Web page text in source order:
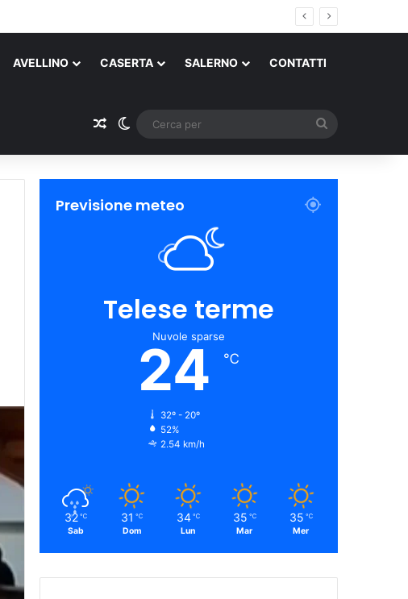
AVELLINO CASERTA SALERNO CONTATTI
Un articolo a caso
Cambia aspetto
per
Previsione meteo
Telese terme
Nuvole sparse
24 ℃
32º - 20º
52%
2.54 km/h
32 ℃
Sab
31 ℃
Dom
34 ℃
Lun
35 ℃
Mar
35 ℃
Mer